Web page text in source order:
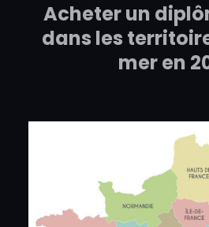
Acheter un
dans les
mer en